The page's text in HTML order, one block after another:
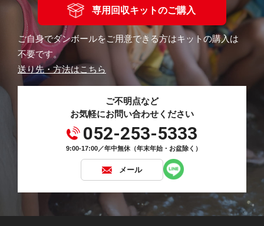
専用回収キットのご購入
ご自身でダンボールをご用意できる方はキットの購入は
不要です。
送り先・方法はこちら
ご不明点など
お気軽にお問い合わせください
052-253-5333
9:00-17:00／年中無休（年末年始・お盆除く）
メール